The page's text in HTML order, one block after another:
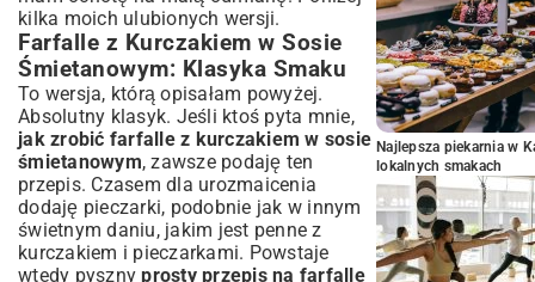
kilka moich ulubionych wersji.
Farfalle z Kurczakiem w Sosie
Śmietanowym: Klasyka Smaku
To wersja, którą opisałam powyżej.
Absolutny klasyk. Jeśli ktoś pyta mnie,
jak zrobić farfalle z kurczakiem w sosie
śmietanowym, zawsze podaję ten
przepis. Czasem dla urozmaicenia
dodaję pieczarki, podobnie jak w innym
świetnym daniu, jakim jest penne z
kurczakiem i pieczarkami. Powstaje
wtedy pysznyprosty przepis na farfalle
Najlepsza piekarnia w
lokalnych smakach